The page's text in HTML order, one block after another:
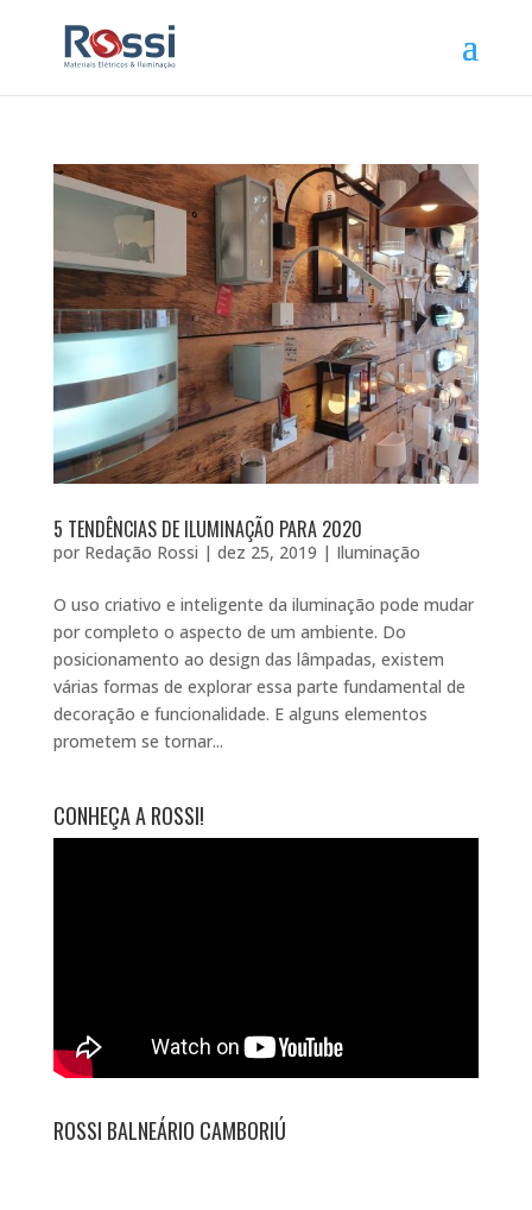
5 TENDÊNCIAS DE ILUMINAÇÃO PARA 2020
por Redação Rossi | dez 25, 2019 | Iluminação
O uso criativo e inteligente da iluminação pode mudar
por completo o aspecto de um ambiente. Do
posicionamento ao design das lâmpadas, existem
várias formas de explorar essa parte fundamental de
decoração e funcionalidade. E alguns elementos
prometem se tornar...
CONHEÇA A ROSSI!
ROSSI BALNEÁRIO CAMBORIÚ